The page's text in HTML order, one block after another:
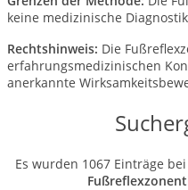
keine medizinische
Rechtshinweis: Die
erfahrungsmedizinischen
anerkannte
Es wurden 1067 Einträge